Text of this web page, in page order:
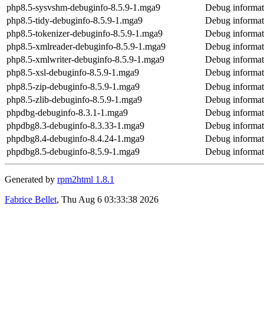
php8.5-sysvshm-debuginfo-8.5.9-1.mga9
Debug
php8.5-tidy-debuginfo-8.5.9-1.mga9
Debug
php8.5-tokenizer-debuginfo-8.5.9-1.mga9
Debug
php8.5-xmlreader-debuginfo-8.5.9-1.mga9
Debug
php8.5-xmlwriter-debuginfo-8.5.9-1.mga9
Debug
php8.5-xsl-debuginfo-8.5.9-1.mga9
Debug
php8.5-zip-debuginfo-8.5.9-1.mga9
Debug
php8.5-zlib-debuginfo-8.5.9-1.mga9
Debug
phpdbg-debuginfo-8.3.1-1.mga9
Debug
phpdbg8.3-debuginfo-8.3.33-1.mga9
Debug
phpdbg8.4-debuginfo-8.4.24-1.mga9
Debug
phpdbg8.5-debuginfo-8.5.9-1.mga9
Debug
Generated by rpm2html 1.8.1
Fabrice Bellet, Thu Aug 6 03:33:38 2026